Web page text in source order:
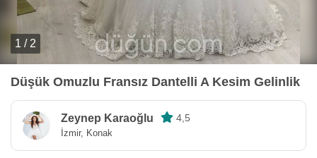
1 / 2
Düşük Omuzlu Fransız Dantelli A Kesim Gelinlik
Zeynep Karaoğlu 4,5
İzmir, Konak